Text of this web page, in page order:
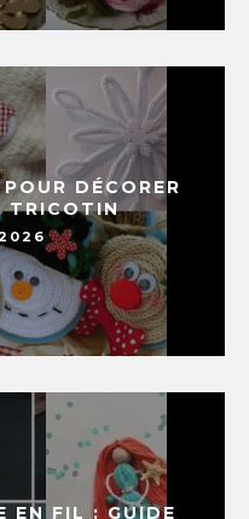
DÉCORER
TRICOTIN
EN FIL : GUIDE